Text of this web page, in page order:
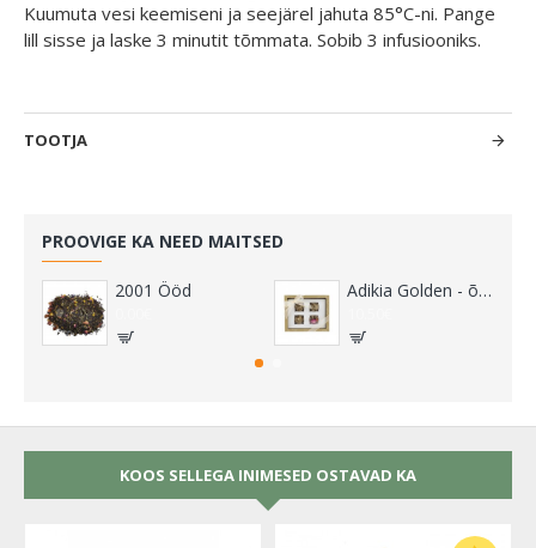
PROOVIGE KA NEED MAITSED
2001 Ööd Adikia Golden - õitsvate teede kinkekomplekt
Kuumuta vesi keemiseni ja seejärel jahuta 85°C-ni. Pange
lill sisse ja laske 3 minutit tõmmata. Sobib 3 infusiooniks.
TOOTJA
KOOS SELLEGA INIMESED OSTAVAD KA